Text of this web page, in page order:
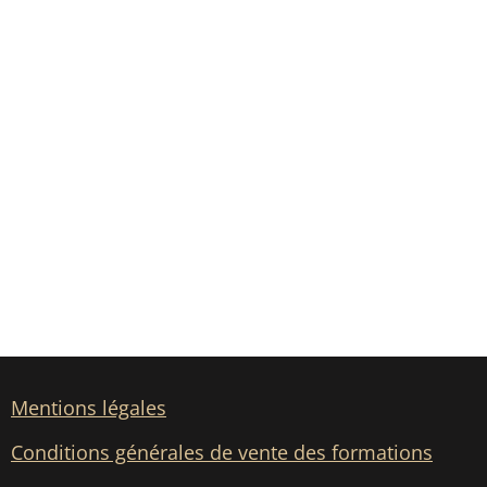
Mentions légales
Conditions générales de vente des formations